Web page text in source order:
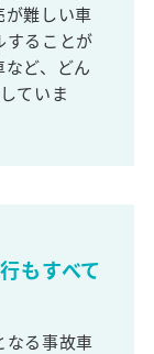
難しい車
することが
ど、どん
ていま
もすべて
なる事故車